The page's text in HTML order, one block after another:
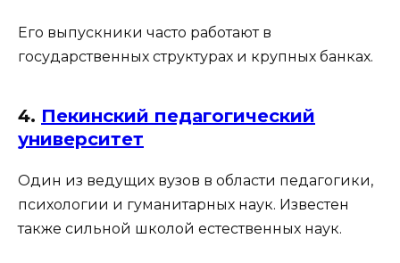
Его выпускники часто работают в
государственных структурах и крупных банках.
4. Пекинский педагогический
университет
Один из ведущих вузов в области педагогики,
психологии и гуманитарных наук. Известен
также сильной школой естественных наук.